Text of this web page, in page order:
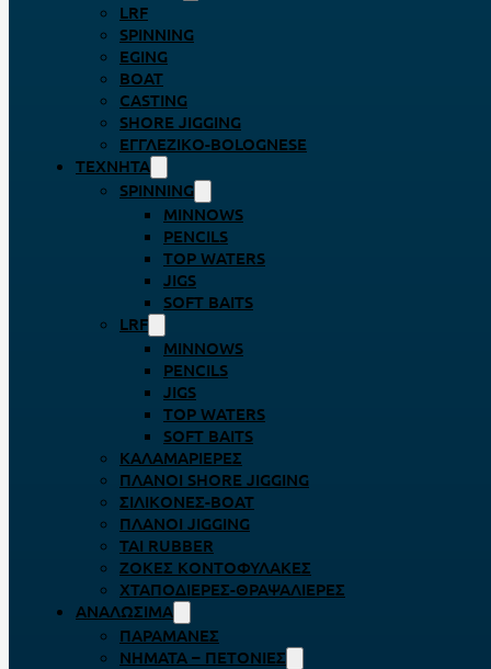
LRF
SPINNING
EGING
BOAT
CASTING
SHORE JIGGING
ΕΓΓΛΈΖΙΚΟ-BOLOGNESE
ΤΕΧΝΗΤΆ
SPINNING
MINNOWS
PENCILS
TOP WATERS
JIGS
SOFT BAITS
LRF
MINNOWS
PENCILS
JIGS
TOP WATERS
SOFT BAITS
ΚΑΛΑΜΑΡΙΈΡΕΣ
ΠΛΆΝΟΙ SHORE JIGGING
ΣΙΛΙΚΌΝΕΣ-BOAT
ΠΛΆΝΟΙ JIGGING
TAI RUBBER
ΖΌΚΕΣ ΚΟΝΤΟΦΎΛΑΚΕΣ
ΧΤΑΠΟΔΙΈΡΕΣ-ΘΡΑΨΑΛΙΈΡΕΣ
ΑΝΑΛΏΣΙΜΑ
ΠΑΡΑΜΆΝΕΣ
ΝΉΜΑΤΑ – ΠΕΤΟΝΙΈΣ